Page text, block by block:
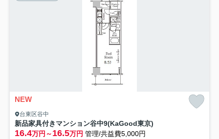
NEW
台東区谷中
新品家具付きマンション谷中9(KaGood東京)
16.4万円～16.5万円 管理/共益費5,000円